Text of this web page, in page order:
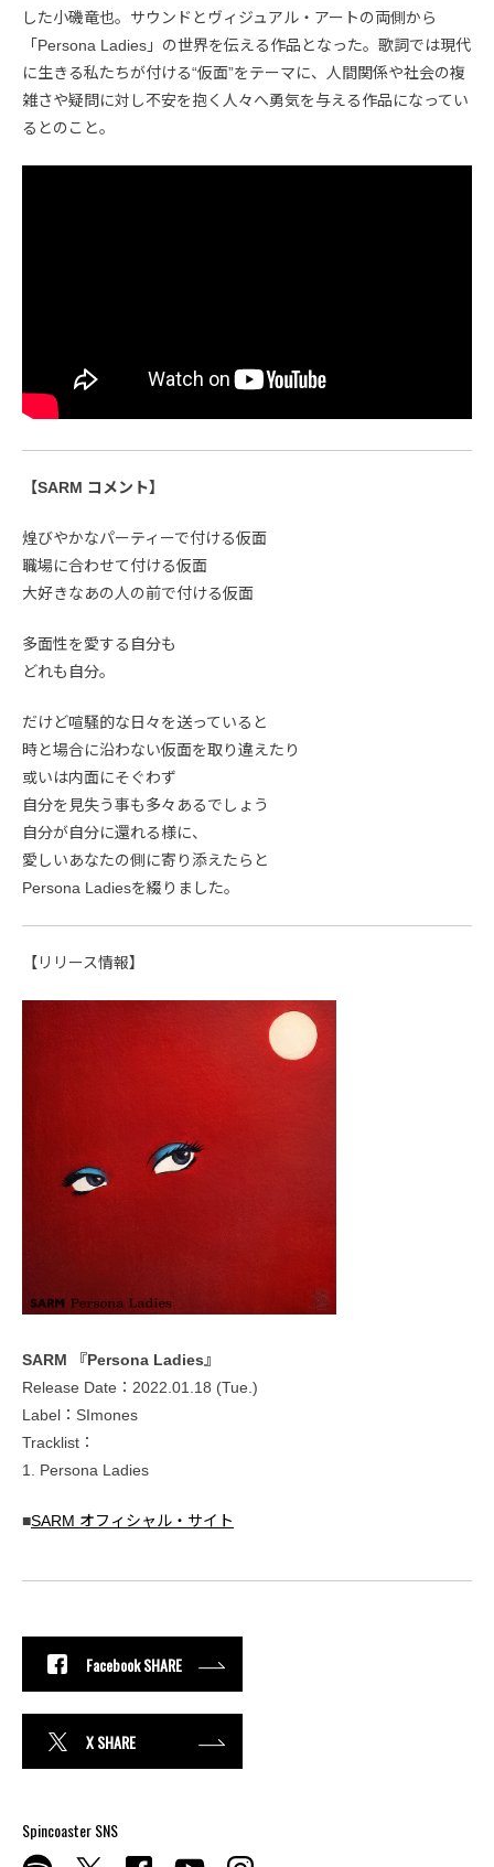
した小磯竜也。サウンドとヴィジュアル・アートの両側から
「Persona Ladies」の世界を伝える作品となった。歌詞では現代
に生きる私たちが付ける“仮面”をテーマに、人間関係や社会の複
雑さや疑問に対し不安を抱く人々へ勇気を与える作品になってい
るとのこと。
【SARM コメント】
煌びやかなパーティーで付ける仮面
職場に合わせて付ける仮面
大好きなあの人の前で付ける仮面
多面性を愛する自分も
どれも自分。
だけど喧騒的な日々を送っていると
時と場合に沿わない仮面を取り違えたり
或いは内面にそぐわず
自分を見失う事も多々あるでしょう
自分が自分に還れる様に、
愛しいあなたの側に寄り添えたらと
Persona Ladiesを綴りました。
【リリース情報】
SARM 『Persona Ladies』
Release Date：2022.01.18 (Tue.)
Label：SImones
Tracklist：
1. Persona Ladies
■SARM オフィシャル・サイト
Facebook SHARE
X SHARE
Spincoaster SNS